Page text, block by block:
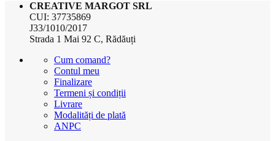
CREATIVE MARGOT SRL
CUI: 37735869
J33/1010/2017
Strada 1 Mai 92 C, Rădăuți
Cum comand?
Contul meu
Finalizare
Termeni și condiții
Livrare
Modalități de plată
ANPC